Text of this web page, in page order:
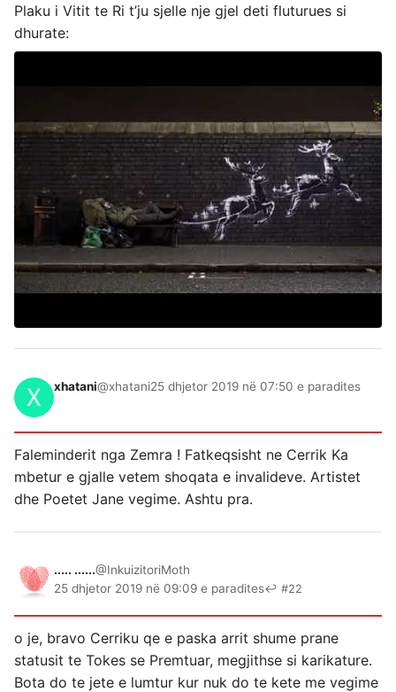
Plaku i Vitit te Ri t’ju sjelle nje gjel deti fluturues si
dhurate:
xhatani@xhatani25 dhjetor 2019 në 07:50 e paradites
Faleminderit nga Zemra ! Fatkeqsisht ne Cerrik Ka
mbetur e gjalle vetem shoqata e invalideve. Artistet
dhe Poetet Jane vegime. Ashtu pra.
..... ......@InkuizitoriMoth
25 dhjetor 2019 në 09:09 e paradites↩ #22
o je, bravo Cerriku qe e paska arrit shume prane
statusit te Tokes se Premtuar, megjithse si karikature.
Bota do te jete e lumtur kur nuk do te kete me vegime